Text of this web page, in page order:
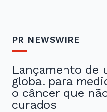
PR NEWSWIRE
Lançamento de
global para
o câncer que
curados